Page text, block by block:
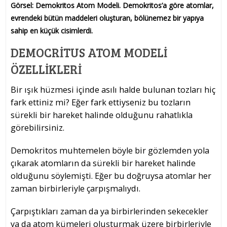
Görsel: Demokritos Atom Modeli. Demokritos’a göre atomlar,
evrendeki bütün maddeleri oluşturan, bölünemez bir yapıya
sahip en küçük cisimlerdi.
DEMOCRITUS ATOM MODELI
ÖZELLIKLERI
Bir ışık hüzmesi içinde asılı halde bulunan tozları hiç
fark ettiniz mi? Eğer fark ettiyseniz bu tozların
sürekli bir hareket halinde olduğunu rahatlıkla
görebilirsiniz.
Demokritos muhtemelen böyle bir gözlemden yola
çıkarak atomların da sürekli bir hareket halinde
olduğunu söylemişti. Eğer bu doğruysa atomlar her
zaman birbirleriyle çarpışmalıydı.
Çarpıştıkları zaman da ya birbirlerinden sekecekler
ya da atom kümeleri oluşturmak üzere birbirleriyle